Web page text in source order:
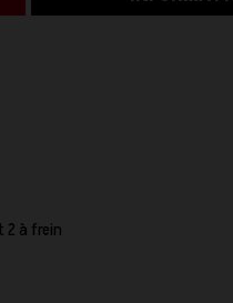
2 à frein